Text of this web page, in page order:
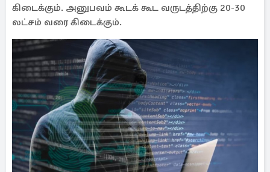
கிடைக்கும். அனுபவம் கூடக் கூட வருடத்திற்கு 20-30
லட்சம் வரை கிடைக்கும்.